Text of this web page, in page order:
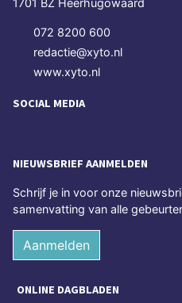
1701 BZ Heerhugowaard
072 8200 600
redactie@xyto.nl
www.xyto.nl
SOCIAL MEDIA
NIEUWSBRIEF AANMELDEN
Schrijf je in voor onze
samenvatting van alle
Aanmelden
ONLINE DAGBLADEN